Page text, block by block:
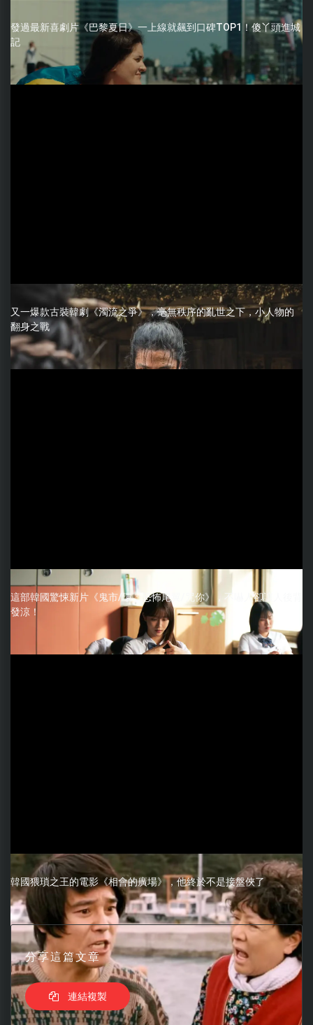
發過最新喜劇片《巴黎夏日》一上線就飆到口碑TOP1！傻丫頭進城
記
又一爆款古裝韓劇《濁流之爭》，毫無秩序的亂世之下，小人物的
翻身之戰
這部韓國驚悚新片《鬼市/環：恐怖尾翼/咒你》，不嚇人卻讓人後背
發涼！
韓國猥瑣之王的電影《相會的廣場》，他終於不是接盤俠了
分享這篇文章
連結複製